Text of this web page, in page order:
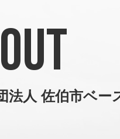
法人佐伯市ベー